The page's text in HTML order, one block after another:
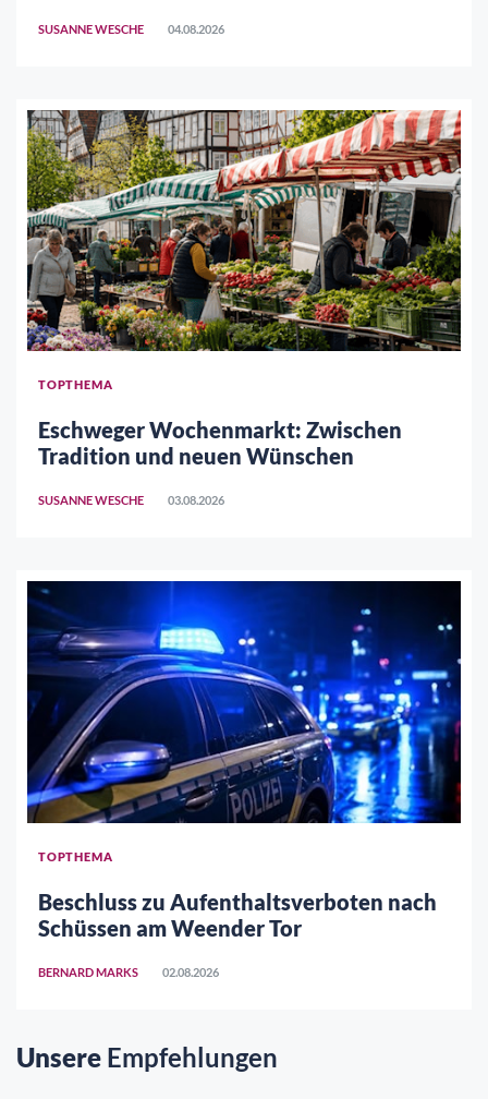
SUSANNE WESCHE 04.08.2026
TOPTHEMA
Eschweger Wochenmarkt: Zwischen
Tradition und neuen Wünschen
SUSANNE WESCHE 03.08.2026
TOPTHEMA
Beschluss zu Aufenthaltsverboten nach
Schüssen am Weender Tor
BERNARD MARKS 02.08.2026
Unsere Empfehlungen